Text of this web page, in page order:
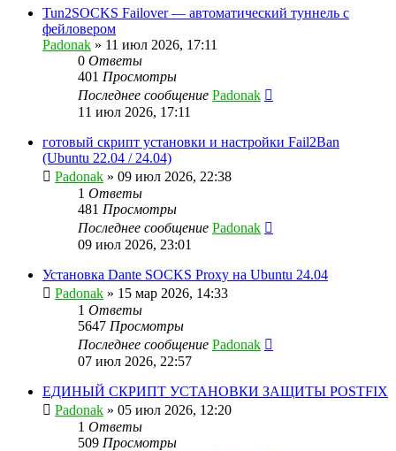
Tun2SOCKS Failover — автоматический туннель с
фейловером
Padonak » 11 июл 2026, 17:11
0 Ответы
401 Просмотры
Последнее сообщение Padonak
11 июл 2026, 17:11
готовый скрипт установки и настройки Fail2Ban
(Ubuntu 22.04 / 24.04)
Padonak » 09 июл 2026, 22:38
1 Ответы
481 Просмотры
Последнее сообщение Padonak
09 июл 2026, 23:01
Установка Dante SOCKS Proxy на Ubuntu 24.04
Padonak » 15 мар 2026, 14:33
1 Ответы
5647 Просмотры
Последнее сообщение Padonak
07 июл 2026, 22:57
ЕДИНЫЙ СКРИПТ УСТАНОВКИ ЗАЩИТЫ POSTFIX
Padonak » 05 июл 2026, 12:20
1 Ответы
509 Просмотры